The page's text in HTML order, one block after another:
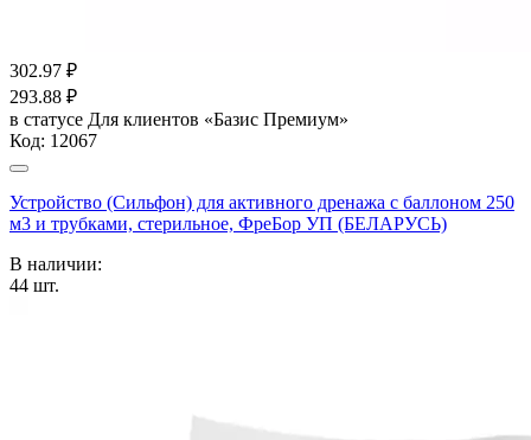
302.97 ₽
293.88 ₽
в статусе Для клиентов «Базис Премиум»
Код: 12067
Устройство (Сильфон) для активного дренажа с баллоном 250
м3 и трубками, стерильное, ФреБор УП (БЕЛАРУСЬ)
В наличии:
44 шт.